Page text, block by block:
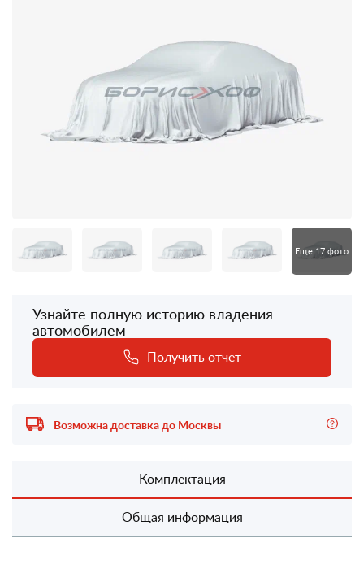
Еще 17 фото
Узнайте полную историю владения
автомобилем
Получить отчет
Возможна доставка до Москвы
Комплектация
Общая информация